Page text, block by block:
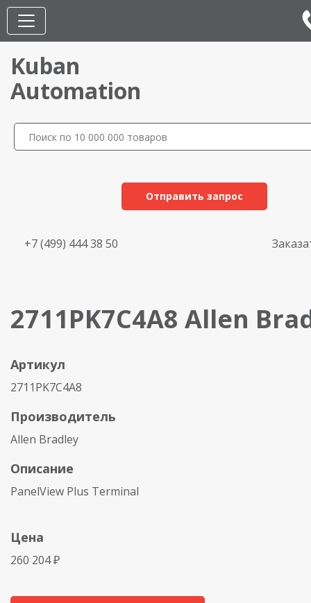
Kuban
Automation
Отправить запрос
+7 (499) 444 38 50
2711PK7C4A8 Allen
Артикул
2711PK7C4A8
Производитель
Allen Bradley
Описание
PanelView Plus Terminal
Цена
260 204 ₽